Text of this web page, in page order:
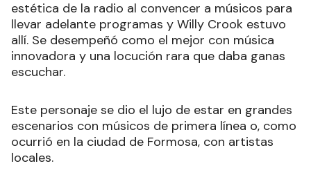
estética de la radio al convencer a músicos para
llevar adelante programas y Willy Crook estuvo
allí. Se desempeñó como el mejor con música
innovadora y una locución rara que daba ganas
escuchar.
Este personaje se dio el lujo de estar en grandes
escenarios con músicos de primera línea o, como
ocurrió en la ciudad de Formosa, con artistas
locales.